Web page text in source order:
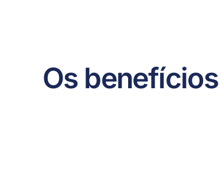
Os benefícios